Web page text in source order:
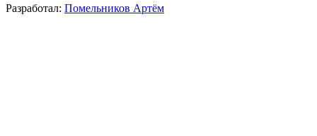
Разработал: Помельников Артём